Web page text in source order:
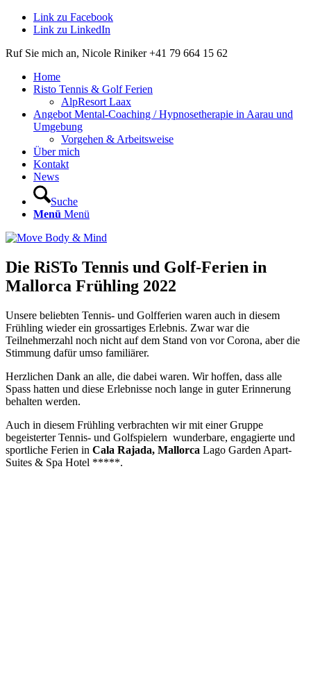
Link zu Facebook
Link zu LinkedIn
Ruf Sie mich an, Nicole Riniker +41 79 664 15 62
Home
Risto Tennis & Golf Ferien
AlpResort Laax
Angebot Mental-Coaching / Hypnosetherapie in Aarau und
Umgebung
Vorgehen & Arbeitsweise
Über mich
Kontakt
News
Suche
Menü Menü
Die RiSTo Tennis und Golf-Ferien in
Mallorca Frühling 2022
Unsere beliebten Tennis- und Golfferien waren auch in diesem
Frühling wieder ein grossartiges Erlebnis. Zwar war die
Teilnehmerzahl noch nicht auf dem Stand von vor Corona, aber die
Stimmung dafür umso familiärer.
Herzlichen Dank an alle, die dabei waren. Wir hoffen, dass alle
Spass hatten und diese Erlebnisse noch lange in guter Erinnerung
behalten werden.
Auch in diesem Frühling verbrachten wir mit einer Gruppe
begeisterter Tennis- und Golfspielern wunderbare, engagierte und
sportliche Ferien in Cala Rajada, Mallorca Lago Garden Apart-
Suites & Spa Hotel *****.